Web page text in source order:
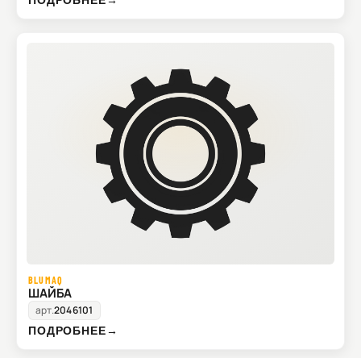
BLUMAQ
ШАЙБА
арт.2046101
ПОДРОБНЕЕ→